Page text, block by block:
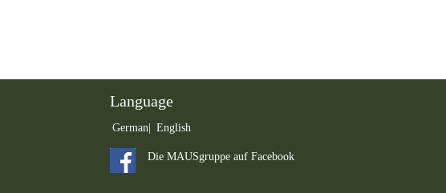
Language
German English
Die MAUSgruppe auf Facebook